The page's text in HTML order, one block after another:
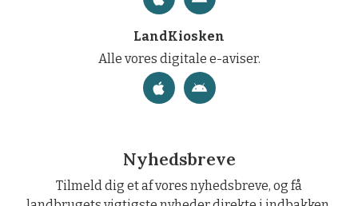
LandKiosken
Alle vores digitale e-aviser.
Nyhedsbreve
Tilmeld dig et af vores nyhedsbreve, og få